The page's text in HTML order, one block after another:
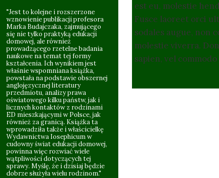
"Jest to kolejne i rozszerzone
wznowienie publikacji profesora
Marka Budajczaka, zajmującego
się nie tylko praktyką edukacji
domowej, ale również
prowadzącego rzetelne badania
naukowe na temat tej formy
kształcenia. Ich wynikiem jest
właśnie wspomniana książka,
powstała na podstawie obszernej
anglojęzycznej literatury
przedmiotu, analizy prawa
oświatowego kilku państw, jak i
licznych kontaktów z rodzinami
ED mieszkającymi w Polsce, jak
również za granicą. Książka ta
wprowadziła także i właścicielkę
Wydawnictwa Iosephicum w
cudowny świat edukacji domowej,
powinna więc rozwiać wiele
wątpliwości dotyczących tej
sprawy. Myślę, że i dzisiaj będzie
dobrze służyła wielu rodzinom."
est eu, molestie
Fusce laoreet orci
sodales augue, non
molestie viverra.
sapien, vel